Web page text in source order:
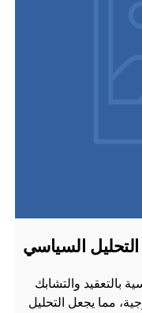
التحليل السياسي
بالتعقيد والتشابك
مما يجعل التحليل